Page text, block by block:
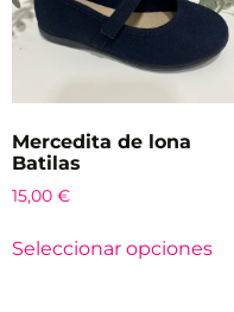
Mercedita de lona
Batilas
15,00 €
Seleccionar opciones